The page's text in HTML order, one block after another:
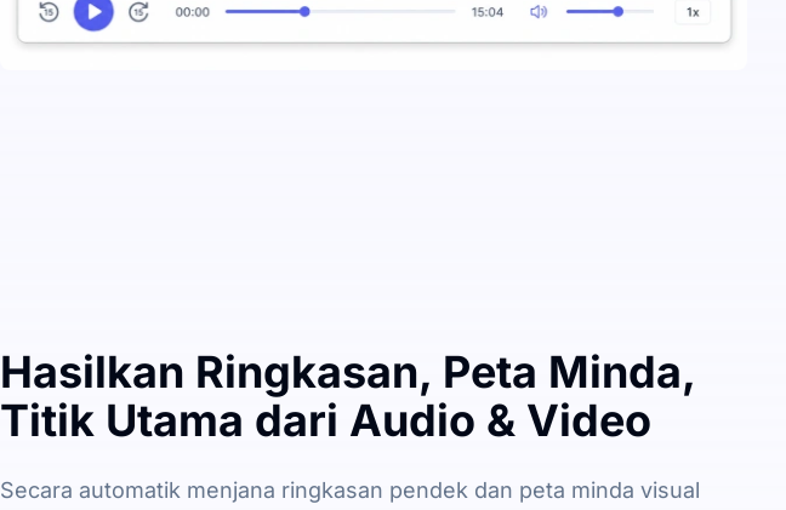
Hasilkan Ringkasan, Peta Minda,
Titik Utama dari Audio & Video
Secara automatik menjana ringkasan pendek dan peta minda visual